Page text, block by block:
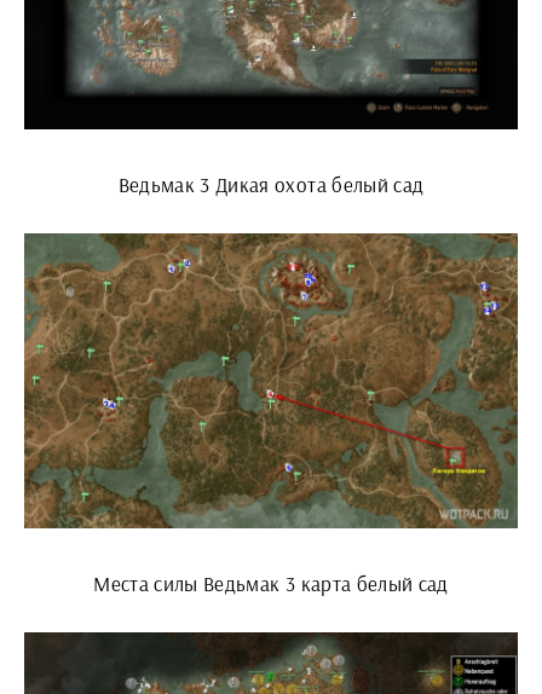
Ведьмак 3 Дикая охота белый сад
Места силы Ведьмак 3 карта белый сад